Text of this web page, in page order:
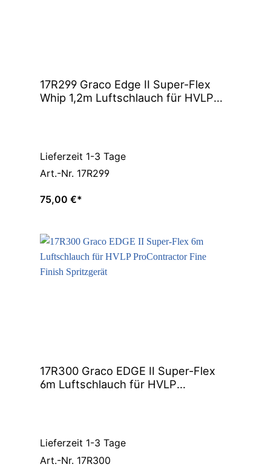
17R299 Graco Edge II Super-Flex
Whip 1,2m Luftschlauch für HVLP
Lieferzeit 1-3 Tage
Art.-Nr. 17R299
75,00 €*
17R300 Graco EDGE II Super-Flex
6m Luftschlauch für HVLP
Lieferzeit 1-3 Tage
Art.-Nr. 17R300